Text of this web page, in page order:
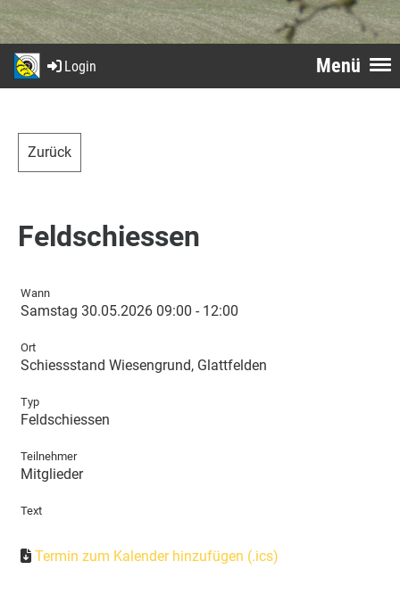
Menü
Login
Zurück
Feldschiessen
Wann
Samstag 30.05.2026 09:00 - 12:00
Ort
Schiessstand Wiesengrund, Glattfelden
Typ
Feldschiessen
Teilnehmer
Mitglieder
Text
Termin zum Kalender hinzufügen (.ics)